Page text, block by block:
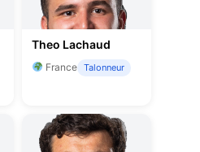
Theo Lachaud
France Talonneur